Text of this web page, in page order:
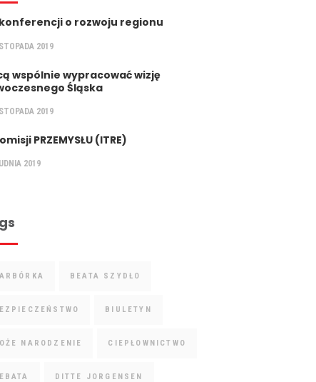
o rozwoju regionu
2019
wspólnie wypracować wizję
Śląska
2019
PRZEMYSŁU (ITRE)
2019
BEATA SZYDŁO
BIULETYN
NARODZENIE CIEPŁOWNICTWO
DITTE JORGENSEN